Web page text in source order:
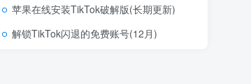
苹果在线安装TikTok破解版(长期更新)
解锁TikTok闪退的免费账号(12月)